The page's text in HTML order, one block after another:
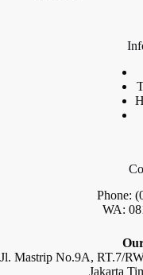
Phone:
WA:
Jl. Mastrip No.9A, RT.7/
Jakarta